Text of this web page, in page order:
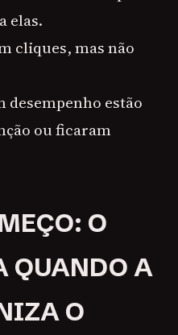
elas.
cliques, mas não
desempenho estão
ou ficaram
O
QUANDO A
O